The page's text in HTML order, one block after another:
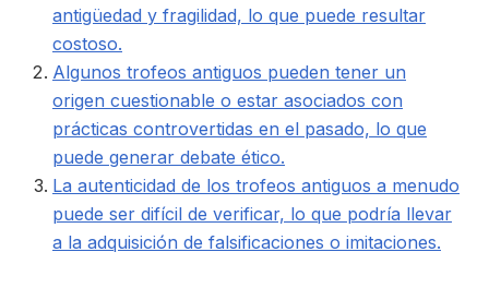
antigüedad y fragilidad, lo que puede resultar
costoso.
Algunos trofeos antiguos pueden tener un
origen cuestionable o estar asociados con
prácticas controvertidas en el pasado, lo que
puede generar debate ético.
La autenticidad de los trofeos antiguos a menudo
puede ser difícil de verificar, lo que podría llevar
a la adquisición de falsificaciones o imitaciones.